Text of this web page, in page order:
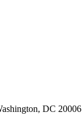
DC 20006